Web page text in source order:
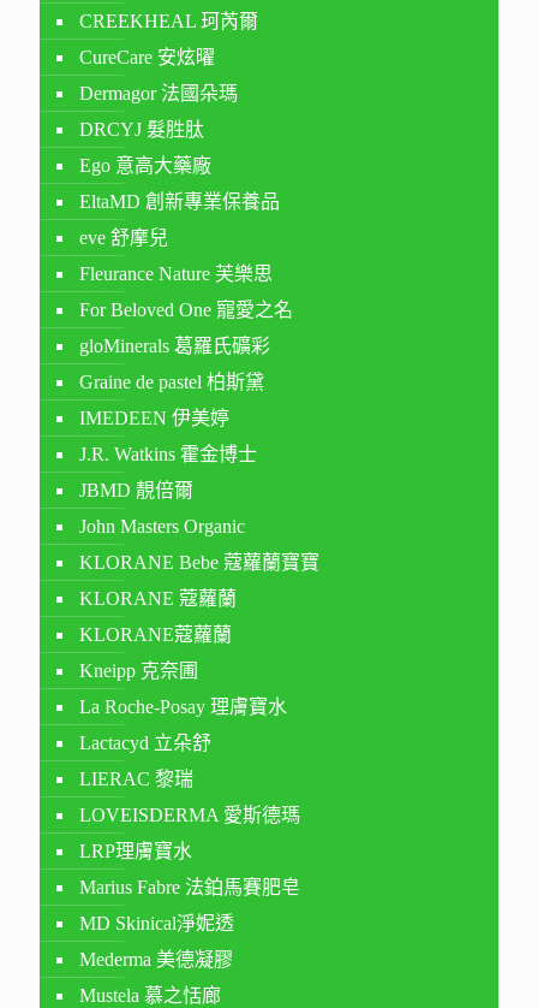
CREEKHEAL 珂芮爾
CureCare 安炫曜
Dermagor 法國朵瑪
DRCYJ 髮胜肽
Ego 意高大藥廠
EltaMD 創新專業保養品
eve 舒摩兒
Fleurance Nature 芙樂思
For Beloved One 寵愛之名
gloMinerals 葛羅氏礦彩
Graine de pastel 柏斯黛
IMEDEEN 伊美婷
J.R. Watkins 霍金博士
JBMD 靚倍爾
John Masters Organic
KLORANE Bebe 蔻蘿蘭寶寶
KLORANE 蔻蘿蘭
KLORANE蔻蘿蘭
Kneipp 克奈圃
La Roche-Posay 理膚寶水
Lactacyd 立朵舒
LIERAC 黎瑞
LOVEISDERMA 愛斯德瑪
LRP理膚寶水
Marius Fabre 法鉑馬賽肥皂
MD Skinical淨妮透
Mederma 美德凝膠
Mustela 慕之恬廊